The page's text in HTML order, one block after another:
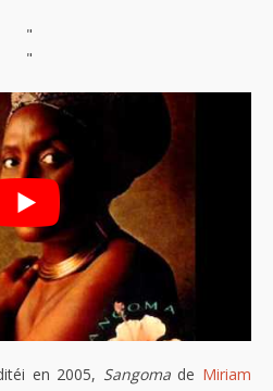
"
"
en 2005, Sangomade Miriam